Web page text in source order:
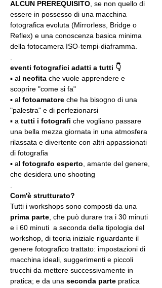
ALCUN PREREQUISITO , se non quello di
essere in possesso di una macchina
fotografica evoluta (Mirrorless, Bridge o
Reflex) e una conoscenza basica minima
della fotocamera ISO-tempi-diaframma.
eventi fotografici adatti a tutti 👇
▪️ al neofita che vuole apprendere e
scoprire "come si fa"
▪️ al fotoamatore che ha bisogno di una
"palestra" e di perfezionarsi
▪️ a tutti i fotografi che vogliano passare
una bella mezza giornata in una atmosfera
rilassata e divertente con altri appassionati
di fotografia
▪️ al fotografo esperto , amante del genere,
che desidera uno shooting
Com'è strutturato?
Tutti i workshops sono composti da una
prima parte , che può durare tra i 30 minuti
e i 60 minuti  a seconda della tipologia del
workshop, di teoria iniziale riguardante il
genere fotografico trattato: impostazioni di
macchina ideali, suggerimenti e piccoli
trucchi da mettere successivamente in
pratica; e da una seconda parte pratica